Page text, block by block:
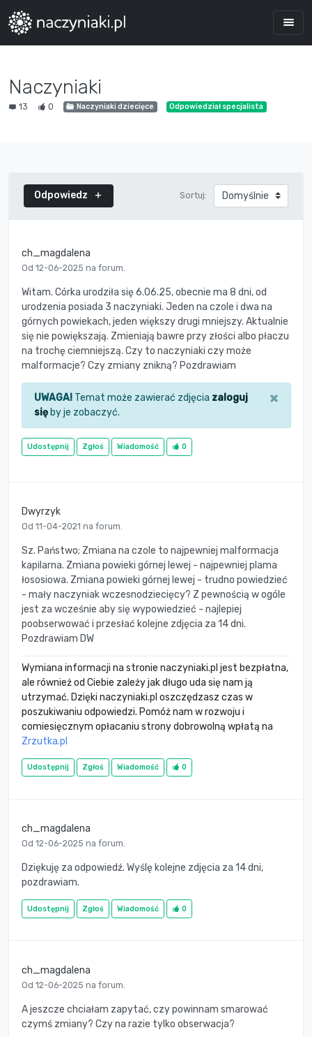
Naczyniaki
13 0 Naczyniaki dziecięce Odpowiedział specjalista
Odpowiedz Sortuj:
ch_magdalena
Od 12-06-2025 na forum.
Witam. Córka urodziła się 6.06.25, obecnie ma 8 dni, od
urodzenia posiada 3 naczyniaki. Jeden na czole i dwa na
górnych powiekach, jeden większy drugi mniejszy. Aktualnie
się nie powiększają. Zmieniają bawre przy złości albo płaczu
na trochę ciemniejszą. Czy to naczyniaki czy może
malformacje? Czy zmiany znikną? Pozdrawiam
UWAGA! Temat może zawierać zdjęcia zaloguj
się by je zobaczyć.
×
Udostępnij Zgłoś Wiadomość 0
Dwyrzyk
Od 11-04-2021 na forum.
Sz. Państwo; Zmiana na czole to najpewniej malformacja
kapilarna. Zmiana powieki górnej lewej - najpewniej plama
łososiowa. Zmiana powieki górnej lewej - trudno powiedzieć
- mały naczyniak wczesnodziecięcy? Z pewnością w ogóle
jest za wcześnie aby się wypowiedzieć - najlepiej
poobserwować i przesłać kolejne zdjęcia za 14 dni.
Pozdrawiam DW
Wymiana informacji na stronie naczyniaki.pl jest bezpłatna,
ale również od Ciebie zależy jak długo uda się nam ją
utrzymać. Dzięki naczyniaki.pl oszczędzasz czas w
poszukiwaniu odpowiedzi. Pomóż nam w rozwoju i
comiesięcznym opłacaniu strony dobrowolną wpłatą na
Zrzutka.pl
Udostępnij Zgłoś Wiadomość 0
ch_magdalena
Od 12-06-2025 na forum.
Dziękuję za odpowiedź. Wyślę kolejne zdjęcia za 14 dni,
pozdrawiam.
Udostępnij Zgłoś Wiadomość 0
ch_magdalena
Od 12-06-2025 na forum.
A jeszcze chciałam zapytać, czy powinnam smarować
czymś zmiany? Czy na razie tylko obserwacja?